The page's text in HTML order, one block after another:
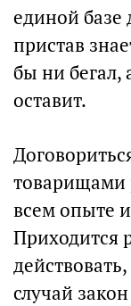
единой
пристав
бы ни бегал,
оставит.
товарищами
всем опыте
Приходится
случай